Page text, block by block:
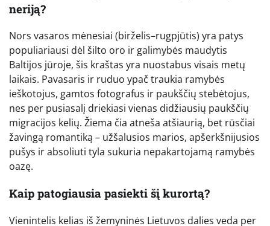
neriją?
Nors vasaros mėnesiai (birželis–rugpjūtis) yra patys
populiariausi dėl šilto oro ir galimybės maudytis
Baltijos jūroje, šis kraštas yra nuostabus visais metų
laikais. Pavasaris ir ruduo ypač traukia ramybės
ieškotojus, gamtos fotografus ir paukščių stebėtojus,
nes per pusiasalį driekiasi vienas didžiausių paukščių
migracijos kelių. Žiema čia atneša atšiaurią, bet rūsčiai
žavingą romantiką – užšalusios marios, apšerkšnijusios
pušys ir absoliuti tyla sukuria nepakartojamą ramybės
oazę.
Kaip patogiausia pasiekti šį kurortą?
Vienintelis kelias iš žemyninės Lietuvos dalies veda per